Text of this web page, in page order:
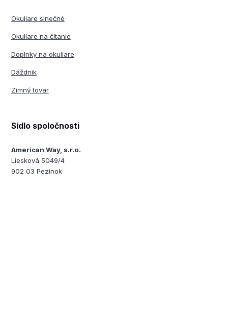
Okuliare slnečné
Okuliare na čítanie
Doplnky na okuliare
Dáždnik
Zimný tovar
Sídlo spoločnosti
American Way, s.r.o.
Liesková 5049/4
902 03 Pezinok